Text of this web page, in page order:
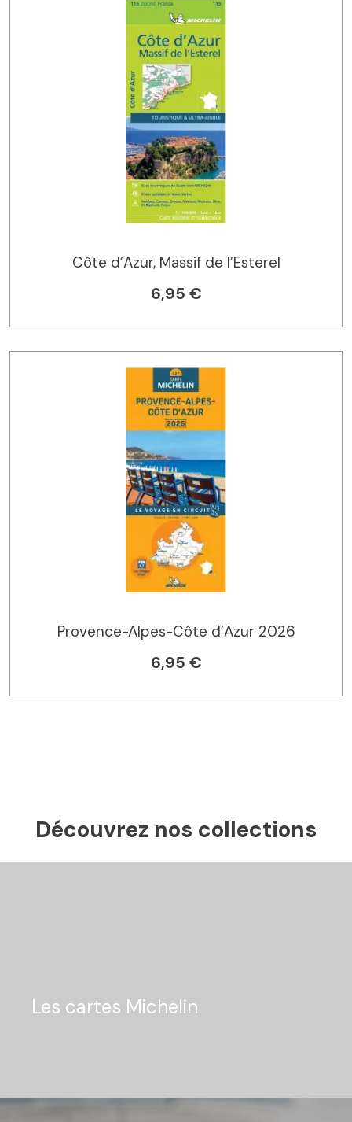
Côte d’Azur, Massif de l’Esterel
6,95 €
Provence-Alpes-Côte d’Azur 2026
6,95 €
Découvrez nos collections
Les cartes Michelin